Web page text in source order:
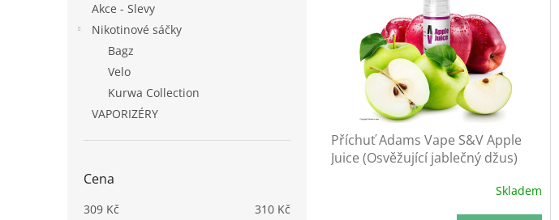
Akce - Slevy
Nikotinové sáčky
Bagz
Velo
Kurwa Collection
VAPORIZÉRY
Cena
309 Kč 310 Kč
Příchuť Adams Vape S&V Apple
Juice (Osvěžující jablečný džus)
Skladem